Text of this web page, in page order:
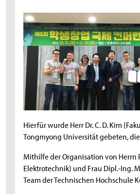
Hierfür wurde Herr Dr. C. D. Kim
Tongmyong Universität gebeten,
Mithilfe der Organisation von Herrn
Elektrotechnik) und Frau Dipl.-Ing.
Team der Technischen Hochschule